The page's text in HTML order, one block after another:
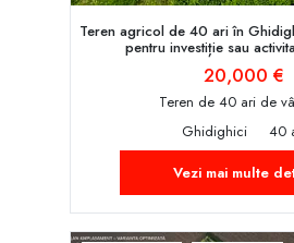
Teren agricol de 40 ari în
pentru investiție sau
20,000 €
Teren de 40 ari de
Ghidighici
40
Vezi mai multe